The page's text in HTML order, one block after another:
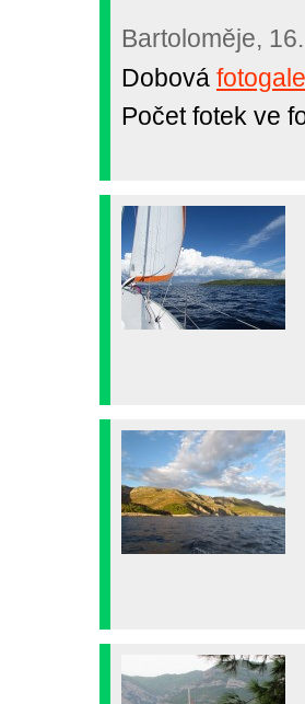
Bartoloměje,
Dobová
Počet fotek ve